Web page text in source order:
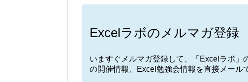
Excelラボのメルマガ登録
いますぐメルマガ登録して、「Excelラボ」
の開催情報、Excel勉強会情報を直接メール